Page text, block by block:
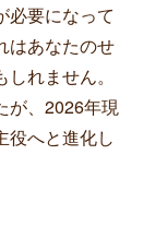
必要になって
はあなたのせ
れません。
が、2026年現
役へと進化し